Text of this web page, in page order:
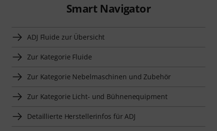
Smart Navigator
ADJ Fluide zur Übersicht
Zur Kategorie Fluide
Zur Kategorie Nebelmaschinen und Zubehör
Zur Kategorie Licht- und Bühnenequipment
Detaillierte Herstellerinfos für ADJ